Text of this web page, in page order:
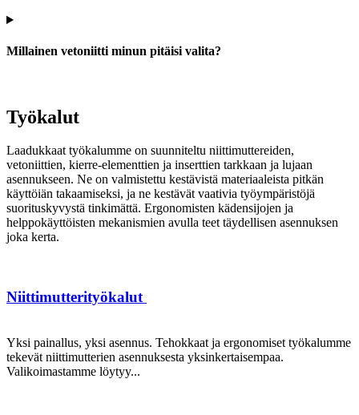
Millainen vetoniitti minun pitäisi valita?
Työkalut
Laadukkaat työkalumme on suunniteltu niittimuttereiden,
vetoniittien, kierre-elementtien ja inserttien tarkkaan ja lujaan
asennukseen. Ne on valmistettu kestävistä materiaaleista pitkän
käyttöiän takaamiseksi, ja ne kestävät vaativia työympäristöjä
suorituskyvystä tinkimättä. Ergonomisten kädensijojen ja
helppokäyttöisten mekanismien avulla teet täydellisen asennuksen
joka kerta.
Niittimutterityökalut
Yksi painallus, yksi asennus. Tehokkaat ja ergonomiset työkalumme
tekevät niittimutterien asennuksesta yksinkertaisempaa.
Valikoimastamme löytyy...